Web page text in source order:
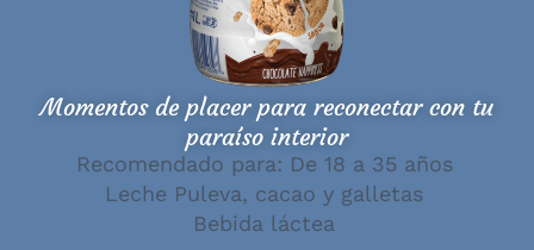
Momentos de placer para reconectar con tu
paraíso interior
Recomendado para: De 18 a 35 años
Leche Puleva, cacao y galletas
Bebida láctea